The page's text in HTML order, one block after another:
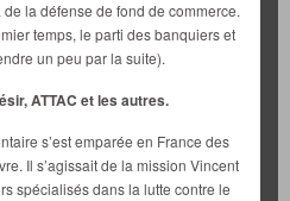
la défense de fond de commerce.
temps, le parti des banquiers et
un peu par la suite).
ATTAC et les autres.
s’est emparée en France des
Il s’agissait de la mission Vincent
spécialisés dans la lutte contre le